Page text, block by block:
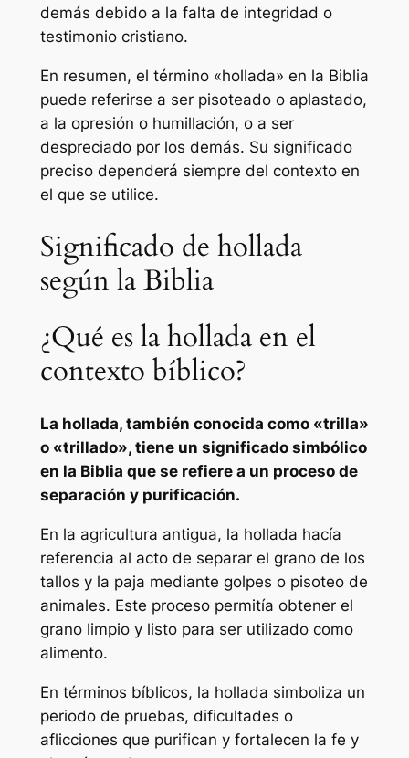
demás debido a la falta de integridad o
testimonio cristiano.
En resumen, el término «hollada» en la Biblia
puede referirse a ser pisoteado o aplastado,
a la opresión o humillación, o a ser
despreciado por los demás. Su significado
preciso dependerá siempre del contexto en
el que se utilice.
Significado de hollada
según la Biblia
¿Qué es la hollada en el
contexto bíblico?
La hollada, también conocida como «trilla»
o «trillado», tiene un significado simbólico
en la Biblia que se refiere a un proceso de
separación y purificación.
En la agricultura antigua, la hollada hacía
referencia al acto de separar el grano de los
tallos y la paja mediante golpes o pisoteo de
animales. Este proceso permitía obtener el
grano limpio y listo para ser utilizado como
alimento.
En términos bíblicos, la hollada simboliza un
periodo de pruebas, dificultades o
aflicciones que purifican y fortalecen la fe y